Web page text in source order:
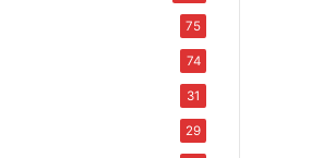
75
74
31
29